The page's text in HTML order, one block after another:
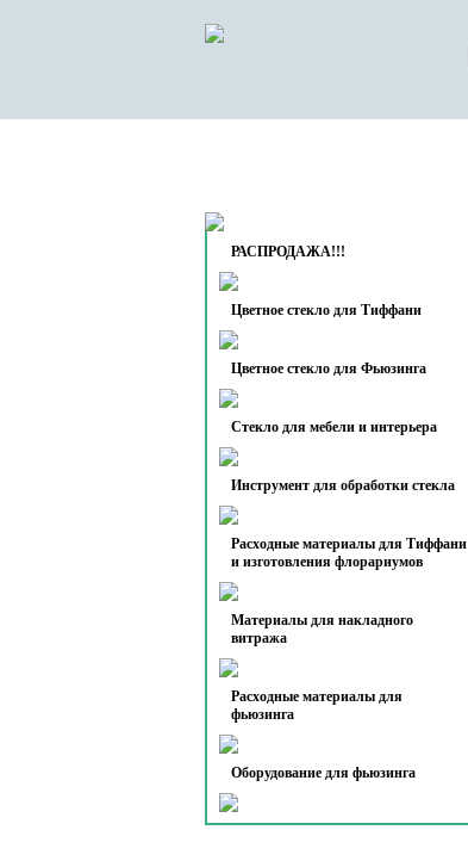
РАСПРОДАЖА!!!
Цветное стекло для Тиффани
Цветное стекло для Фьюзинга
Стекло для мебели и интерьера
Инструмент для обработки стекла
Расходные материалы для Тиффани
и изготовления флорариумов
Материалы для накладного
витража
Расходные материалы для
фьюзинга
Оборудование для фьюзинга